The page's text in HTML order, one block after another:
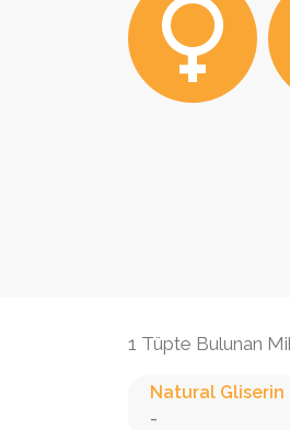
1 Tüpte Bulunan
Natural Gliserin
-